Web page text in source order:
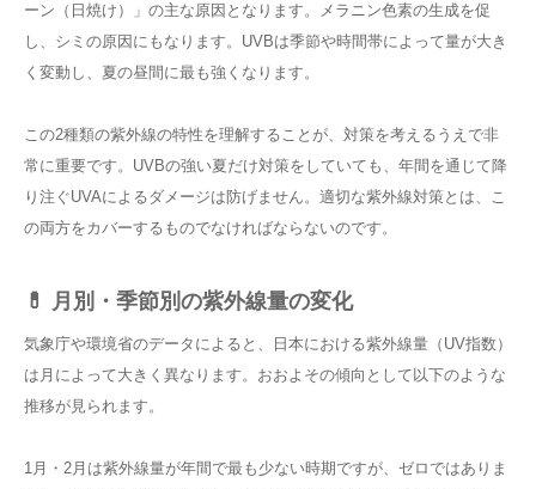
ーン（日焼け）」の主な原因となります。メラニン色素の生成を促
し、シミの原因にもなります。UVBは季節や時間帯によって量が大き
く変動し、夏の昼間に最も強くなります。
この2種類の紫外線の特性を理解することが、対策を考えるうえで非
常に重要です。UVBの強い夏だけ対策をしていても、年間を通じて降
り注ぐUVAによるダメージは防げません。適切な紫外線対策とは、こ
の両方をカバーするものでなければならないのです。
💊 月別・季節別の紫外線量の変化
気象庁や環境省のデータによると、日本における紫外線量（UV指数）
は月によって大きく異なります。おおよその傾向として以下のような
推移が見られます。
1月・2月は紫外線量が年間で最も少ない時期ですが、ゼロではありま